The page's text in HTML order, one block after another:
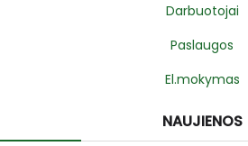
Darbuotojai
Paslaugos
El.mokymas
NAUJIENOS